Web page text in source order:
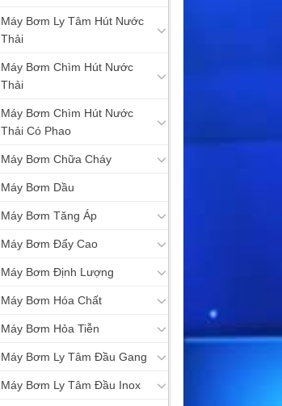
Máy Bơm Ly Tâm Hút Nước
Thải
Máy Bơm Chìm Hút Nước
Thải
Máy Bơm Chìm Hút Nước
Thải Có Phao
Máy Bơm Chữa Cháy
Máy Bơm Dầu
Máy Bơm Tăng Áp
Máy Bơm Đẩy Cao
Máy Bơm Định Lượng
Máy Bơm Hóa Chất
Máy Bơm Hỏa Tiễn
Máy Bơm Ly Tâm Đầu Gang
Máy Bơm Ly Tâm Đầu Inox